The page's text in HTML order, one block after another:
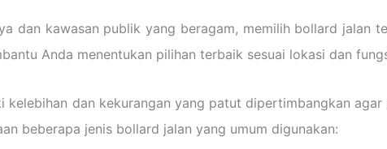
dan kawasan publik yang beragam, memilih bollard jalan
Anda menentukan pilihan terbaik sesuai lokasi dan
kelebihan dan kekurangan yang patut dipertimbangkan
beberapa jenis bollard jalan yang umum digunakan: